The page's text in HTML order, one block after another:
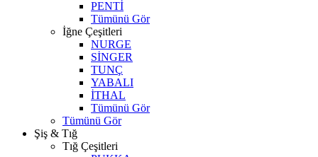
PENTİ
Tümünü Gör
İğne Çeşitleri
NURGE
SİNGER
TUNÇ
YABALI
İTHAL
Tümünü Gör
Tümünü Gör
Şiş & Tığ
Tığ Çeşitleri